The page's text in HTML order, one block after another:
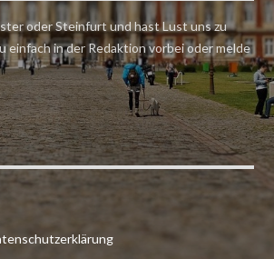
oder Steinfurt und hast Lust uns zu
einfach in der Redaktion vorbei oder melde